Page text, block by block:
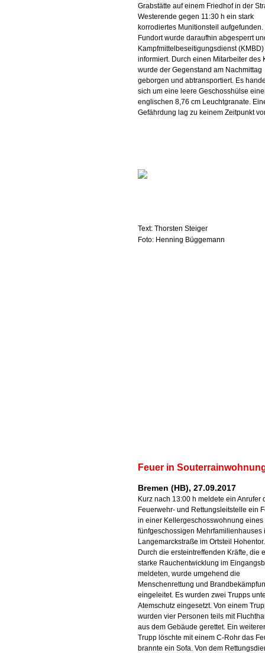
Grabstätte auf einem Friedhof in der
Westerende gegen 11:30 h ein stark
korrodiertes Munitionsteil aufgefunden.
Fundort wurde daraufhin abgesperrt
Kampfmittelbeseitigungsdienst
informiert. Durch einen Mitarbeiter des
wurde der Gegenstand am Nachmittag
geborgen und abtransportiert. Es
sich um eine leere Geschosshülse
englischen 8,76 cm Leuchtgranate.
Gefährdung lag zu keinem Zeitpunkt
Text: Thorsten Steiger
Foto: Henning Büggemann
Feuer in
Bremen (HB), 27.09.2017
Kurz nach 13:00 h meldete ein Anrufer
Feuerwehr- und Rettungsleitstelle ein
in einer Kellergeschosswohnung eines
fünfgeschossigen Mehrfamilienhauses
Langemarckstraße im Ortsteil Hohentor.
Durch die ersteintreffenden Kräfte, die
starke Rauchentwicklung im
meldeten, wurde umgehend die
Menschenrettung und
eingeleitet. Es wurden zwei Trupps
Atemschutz eingesetzt. Von einem
wurden vier Personen teils mit
aus dem Gebäude gerettet. Ein weiterer
Trupp löschte mit einem C-Rohr das
brannte ein Sofa. Von dem